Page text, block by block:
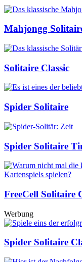
Mahjongg
Solitaire Classic
Spider Solitaire
Spider Solitaire
FreeCell Solitaire
Werbung
Spider Solitaire